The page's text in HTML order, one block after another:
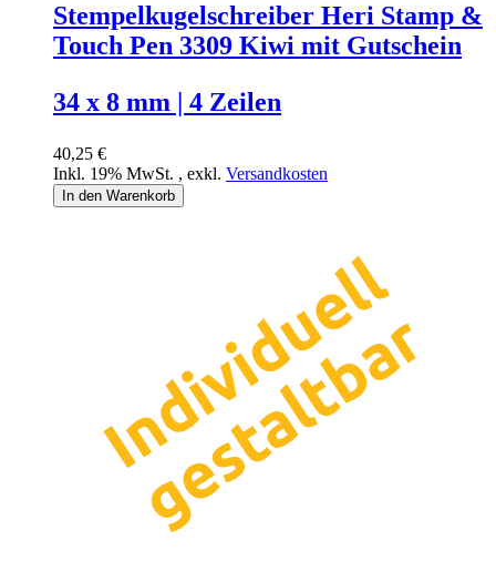
Stempelkugelschreiber Heri Stamp &
Touch Pen 3309 Kiwi mit Gutschein
34 x 8 mm | 4 Zeilen
40,25 €
Inkl. 19% MwSt. , exkl. Versandkosten
In den Warenkorb